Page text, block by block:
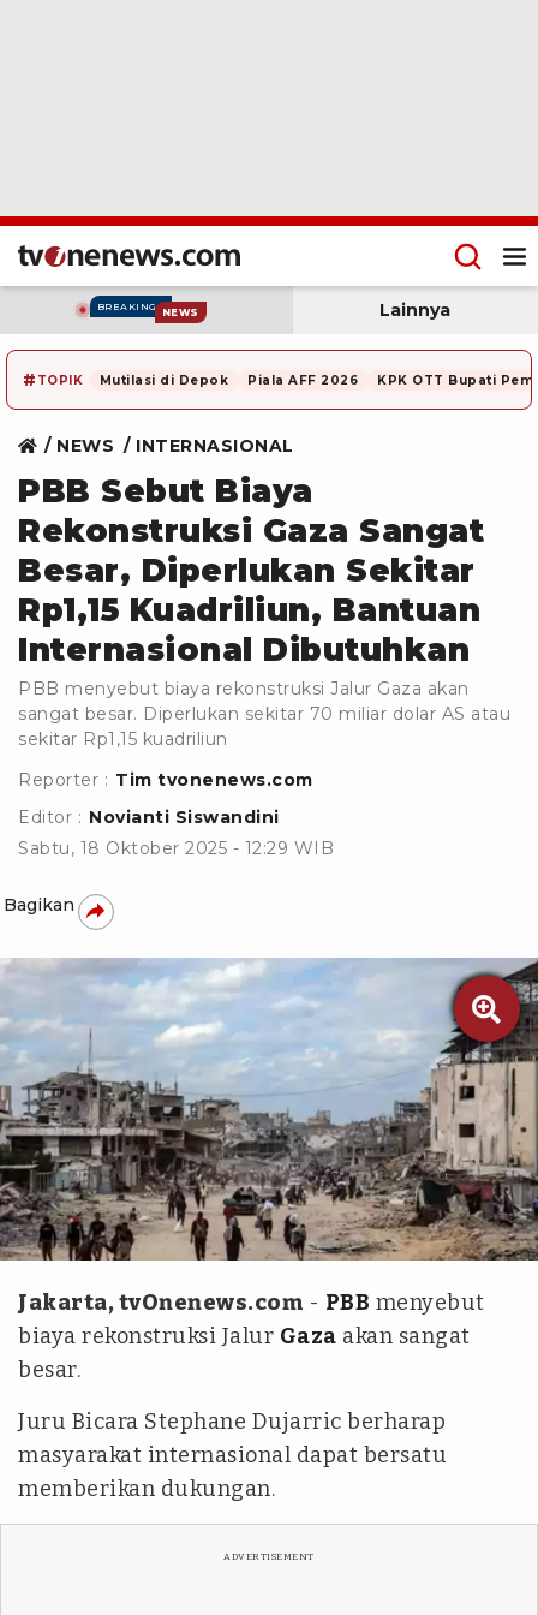
BREAKING NEWS Lainnya
# TOPIK Mutilasi di Depok Piala AFF 2026 KPK OTT Bupati
NEWS INTERNASIONAL
PBB Sebut Biaya
Rekonstruksi Gaza Sangat
Besar, Diperlukan Sekitar
Rp1,15 Kuadriliun, Bantuan
Internasional Dibutuhkan
PBB menyebut biaya rekonstruksi Jalur Gaza akan
sangat besar. Diperlukan sekitar 70 miliar dolar AS atau
sekitar Rp1,15 kuadriliun
Reporter : Tim tvonenews.com
Editor : Novianti Siswandini
Sabtu, 18 Oktober 2025 - 12:29 WIB
Bagikan

Rizek Abdeljawad-Xinhua
Jakarta, tvOnenews.com - PBB menyebut
biaya rekonstruksi Jalur Gaza akan sangat
besar.
Juru Bicara Stephane Dujarric berharap
masyarakat internasional dapat bersatu
memberikan dukungan.
ADVERTISEMENT